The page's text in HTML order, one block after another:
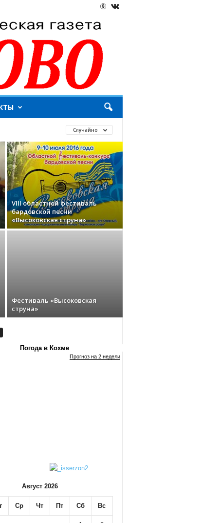
Случайно
VIII областной фестиваль
бардовской песни
«Высоковская струна»
Фестиваль «Высоковская
струна»
Погода в Кохме
Прогноз на 2 недели
Август 2026
Ср Чт Пт Сб Вс